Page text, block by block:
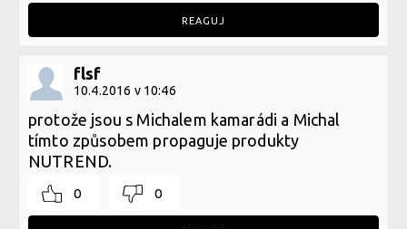
REAGUJ
flsf
10.4.2016 v 10:46
protože jsou s Michalem kamarádi a Michal
tímto způsobem propaguje produkty
NUTREND.
0 0